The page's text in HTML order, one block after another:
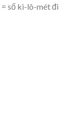
số ki-lô-mét đi